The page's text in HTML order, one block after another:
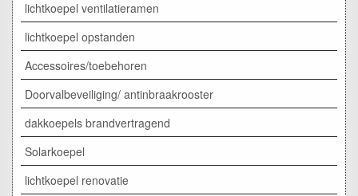
lichtkoepel ventilatieramen
lichtkoepel opstanden
Accessoires/toebehoren
Doorvalbeveiliging/ antinbraakrooster
dakkoepels brandvertragend
Solarkoepel
lichtkoepel renovatie